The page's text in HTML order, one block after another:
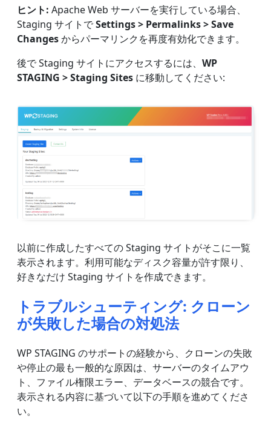
ヒント: Apache Web サーバーを実行している場合、
Staging サイトでSettings > Permalinks > Save
Changesからパーマリンクを再度有効化できます。
後で Staging サイトにアクセスするには、 WP
STAGING > Staging Sites に移動してください:
以前に作成したすべての Staging サイトがそこに一覧
表示されます。利用可能なディスク容量が許す限り、
好きなだけ Staging サイトを作成できます。
トラブルシューティング: クローン
が失敗した場合の対処法
WP STAGING のサポートの経験から、クローンの失敗
や停止の最も一般的な原因は、サーバーのタイムアウ
ト、ファイル権限エラー、データベースの競合です。
表示される内容に基づいて以下の手順を進めてくださ
い。